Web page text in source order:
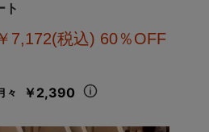
ト
￥7,172(税込) 60％OFF
々 ￥2,390